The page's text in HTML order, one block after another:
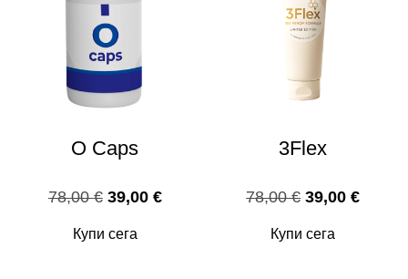
O Caps
78,00€ Original
39,00 €Текущата
Купи сега
3Flex
78,00€ Original
39,00€
Купи сега